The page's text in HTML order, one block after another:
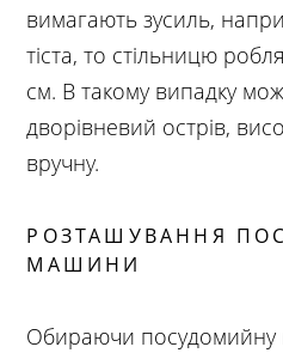
вимагають зусиль,
тіста, то стільницю
см. В такому випадку
дворівневий острів,
вручну.
РОЗТАШУВАННЯ
МАШИНИ
Обираючи посудомийну